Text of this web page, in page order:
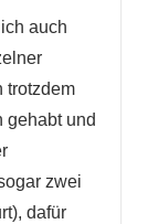
auch
trotzdem
gehabt und
zwei
dafür